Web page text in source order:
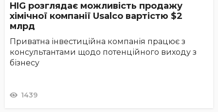
HIG розглядає можливість продажу
хімічної компанії Usalco вартістю $2
млрд
Приватна інвестиційна компанія працює з
консультантами щодо потенційного виходу з
бізнесу
1439